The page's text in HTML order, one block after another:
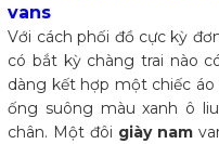
vans
Với cách phối đồ cực kỳ
có bắt kỳ chàng trai nào
dàng kết hợp một chiếc
ống suông màu xanh ô
chân. Một đôi giày nam